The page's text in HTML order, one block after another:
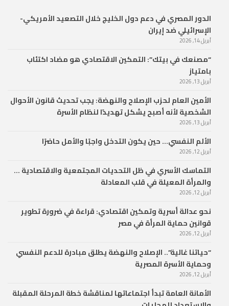
الدور المصري في دعم دول الخليج خلال التصعيد الأمريكي-
الإسرائيلي ضد إيران
أبريل 14, 2026
“مصنعك في بيتك”: التمكين الاقتصادي هو مضاد اكتئاب
بامتياز
أبريل 13, 2026
الأمين العام لحزب الإصلاح والنهضة: يجب تحديث قانون الأحوال
الشخصية لأنه أصبح يشكل تهديدًا لنظام الأسرة
أبريل 13, 2026
الألم النفسي… حين يكون التدخل واجبًا والأمل حاضرًا
أبريل 12, 2026
التماسك الأسري في ظل التحديات المجتمعية والاقتصادية …
والمرأة المعيلة في قلب المعادلة
أبريل 12, 2026
نحو عدالة أسرية وتمكين اقتصادي: قراءة في ضرورة تطوير
قوانين حماية المرأة في مصر
أبريل 12, 2026
“حياتنا غالية”.. الإصلاح والنهضة يطلق مبادرة للدعم النفسي
وحماية الأسرة المصرية
أبريل 12, 2026
الأمانة العامة تبدأ اجتماعاتها لمناقشة خطة المرحلة المقبلة